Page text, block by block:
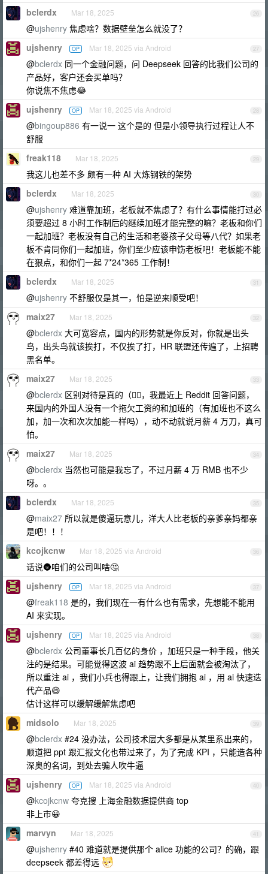
26
bclerdx Mar 18, 2025
@ujshenry 焦虑啥？数据壁垒怎么就没了？
27
ujshenry OP Mar 18, 2025 via Android
@bclerdx 同一个金融问题，问 Deepseek 回答的比我们公司的
产品好，客户还会买单吗？
你说焦不焦虑😂
28
ujshenry OP Mar 18, 2025 via Android
@bingoup886 有一说一 这个是的 但是小领导执行过程让人不
舒服
29
freak118 Mar 18, 2025
我这儿也差不多 颇有一种 AI 大炼钢铁的架势
30
bclerdx Mar 18, 2025
@ujshenry 难道靠加班，老板就不焦虑了？有什么事情能打过必
须要超过 8 小时工作制后的继续加班才能完整的嘛？老板和你们
一起加班？老板没有自己的生活和老婆孩子父母等八代？如果老
板不肯同你们一起加班，你们至少应该申饬老板吧！老板能不能
在狠点，和你们一起 7*24*365 工作制！
31
bclerdx Mar 18, 2025
@ujshenry 不舒服仅是其一，怕是逆来顺受吧！
32
maix27 Mar 18, 2025
@bclerdx 大可宽容点，国内的形势就是你反对，你就是出头
鸟，出头鸟就该挨打，不仅挨了打，HR 联盟还传遍了，上招聘
黑名单。
33
maix27 Mar 18, 2025
@bclerdx 区别对待是真的（😮‍💨，我最近上 Reddit 回答问题，
来国内的外国人没有一个拖欠工资的和加班的（有加班也不这么
加，加一次和次次加能一样吗），动不动就说月薪 4 万刀，真可
怕。
34
maix27 Mar 18, 2025
@bclerdx 当然也可能是我忘了，不过月薪 4 万 RMB 也不少
呀。。
35
bclerdx Mar 18, 2025
@maix27 所以就是傻逼玩意儿，洋大人比老板的亲爹亲妈都亲
是吧！！！
36
kcojkcnw Mar 18, 2025 via Android
话说🌚咱们的公司叫啥🤔
37
ujshenry OP Mar 18, 2025 via Android
@freak118 是的，我们现在一有什么也有需求，先想能不能用
AI 来实现。
38
ujshenry OP Mar 18, 2025 via Android
@bclerdx 公司董事长几百亿的身价 ，加班只是一种手段，他关
注的是结果。可能觉得这波 ai 趋势跟不上后面就会被淘汰了，
所以重注 ai ，我们小兵也得跟上，让我们拥抱 ai ，用 ai 快速迭
代产品😄
估计这样可以缓解缓解焦虑吧
39
midsolo Mar 18, 2025
@bclerdx #24 没办法，公司技术层大多都是从某里系出来的，
顺道把 ppt 跟汇报文化也带过来了，为了完成 KPI ，只能造各种
深奥的名词，到处去骗人吹牛逼
40
ujshenry OP Mar 18, 2025 via Android
@kcojkcnw 夸克搜 上海金融数据提供商 top
非上市😀
41
marvyn Mar 18, 2025
@ujshenry #40 难道就是提供那个 alice 功能的公司？的确，跟
deepseek 都差得远